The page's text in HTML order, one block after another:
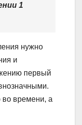
1
нужно
и
первый
во времени, а